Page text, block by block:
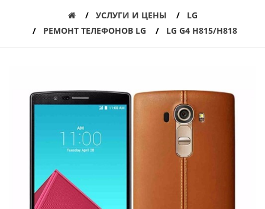
УСЛУГИ И ЦЕНЫ
LG
РЕМОНТ ТЕЛЕФОНОВ LG
LG G4 H815/H818